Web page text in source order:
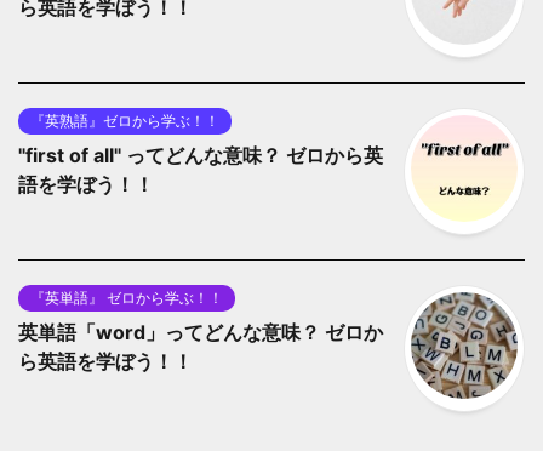
ら英語を学ぼう！！
『英熟語』ゼロから学ぶ！！
"first of all" ってどんな意味？ ゼロから英
語を学ぼう！！
『英単語』 ゼロから学ぶ！！
英単語「word」ってどんな意味？ ゼロか
ら英語を学ぼう！！